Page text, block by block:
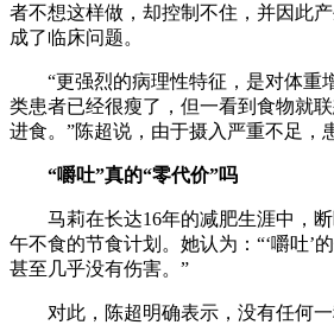
者不想这样做，却控制不住，并因此
成了临床问题。
“更强烈的病理性特征，是对体重
类患者已经很瘦了，但一看到食物就
进食。”陈超说，由于摄入严重不足，
“嚼吐”真的“零代价”吗
马莉在长达16年的减肥生涯中，断
午不食的节食计划。她认为：“‘嚼吐’
甚至几乎没有伤害。”
对此，陈超明确表示，没有任何一